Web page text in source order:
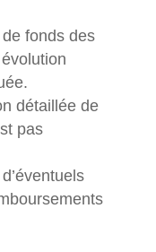
fonds des
détaillée de
pas